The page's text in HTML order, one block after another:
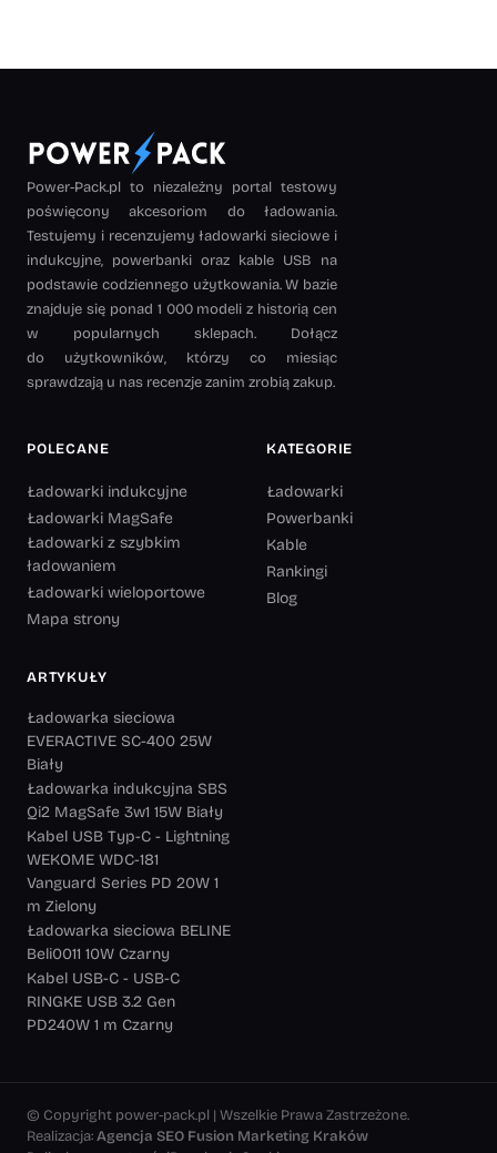
Power-Pack.pl to niezależny portal testowy
poświęcony akcesoriom do ładowania.
Testujemy i recenzujemy ładowarki sieciowe i
indukcyjne, powerbanki oraz kable USB na
podstawie codziennego użytkowania. W bazie
znajduje się ponad 1 000 modeli z historią cen
w popularnych sklepach. Dołącz
do użytkowników, którzy co miesiąc
sprawdzają u nas recenzje zanim zrobią zakup.
POLECANE
Ładowarki indukcyjne
Ładowarki MagSafe
Ładowarki z szybkim
ładowaniem
Ładowarki wieloportowe
Mapa strony
KATEGORIE
Ładowarki
Powerbanki
Kable
Rankingi
Blog
ARTYKUŁY
Ładowarka sieciowa
EVERACTIVE SC-400 25W
Biały
Ładowarka indukcyjna SBS
Qi2 MagSafe 3w1 15W Biały
Kabel USB Typ-C - Lightning
WEKOME WDC-181
Vanguard Series PD 20W 1
m Zielony
Ładowarka sieciowa BELINE
Beli0011 10W Czarny
Kabel USB-C - USB-C
RINGKE USB 3.2 Gen
PD240W 1 m Czarny
© Copyright power-pack.pl | Wszelkie Prawa Zastrzeżone.
Realizacja:Agencja SEO Fusion Marketing Kraków